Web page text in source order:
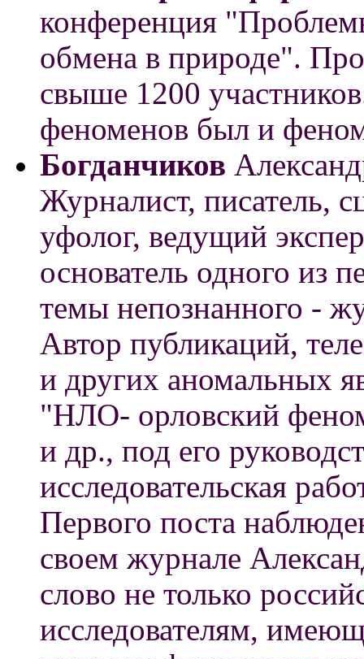
конференция
обмена в природе".
свыше 1200
феноменов был и
Богданчиков
Журналист, писатель,
уфолог, ведущий
основатель одного из
темы непознанного -
Автор публикаций,
и других аномальных
"НЛО- орловский
и др., под его
исследовательская
Первого поста
своем журнале
слово не только
исследователям,